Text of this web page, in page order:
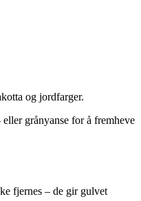
og jordfarger.
grånyanse for å fremheve
fjernes – de gir gulvet